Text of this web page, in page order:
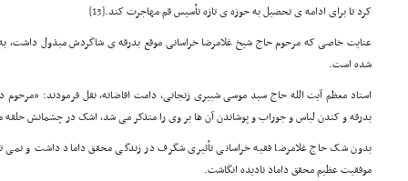
کرد تا برای ادامه ی تحصیل به حوزه ی تازه تأسیس قم مهاجرت کند.[13]
عنایت خاصی که مرحوم حاج شیخ غلامرضا خراسانی موقع بدرقه ی شاگردش مبذول داشت،
شده است.
استاد معظم آیت الله حاج سید موسی شبیری زنجانی، دامت افاضاته، نقل فرمودند: «مرحوم
بدرقه و کندن لباس و جوراب و پوشاندن آن ها بر وی را متذکر می شد، اشک در چشمانش
بدون شک حاج غلامرضا فقیه خراسانی تأثیری شگرف در زندگی محقق داماد داشت و نمی
موفقیت عظیم محقق داماد نادیده انگاشت.